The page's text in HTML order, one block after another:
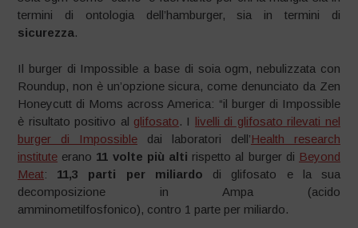
termini di ontologia dell’hamburger, sia in termini di
sicurezza.
Il burger di Impossible a base di soia ogm, nebulizzata con
Roundup, non è un’opzione sicura, come denunciato da Zen
Honeycutt di Moms across America: “il burger di Impossible
è risultato positivo al glifosato. I livelli di glifosato rilevati nel
burger di Impossible dai laboratori dell’Health research
institute erano 11 volte più alti rispetto al burger di Beyond
Meat: 11,3 parti per miliardo di
glifosato e la sua
decomposizione in Ampa (acido
amminometilfosfonico), contro 1 parte per miliardo.